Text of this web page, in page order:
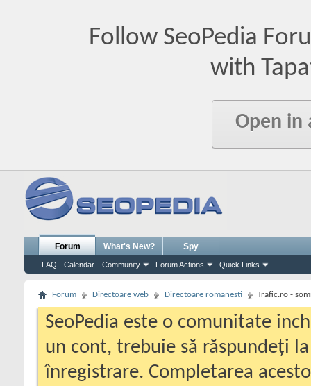
Follow SeoPedia
with
Open in
Forum
FAQ Calendar Community Forum Actions Quick Links
What's New? Spy
Forum Directoare web Directoare romanesti Trafic.ro -
SeoPedia este o comunitate
un cont, trebuie să răspundeți
înregistrare. Completarea